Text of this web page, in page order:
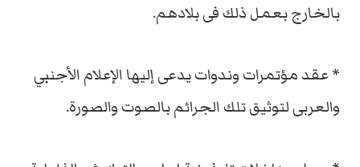
بالخارج بعمل ذلك فى بلادهم.
* عقد مؤتمرات وندوات يدعى إليها الإعلام الأجنبي
والعربى لتوثيق تلك الجرائم بالصوت والصورة.